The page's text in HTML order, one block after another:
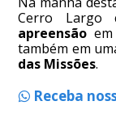
Cerro Largo
apreensão
também em
das Missões.
Receba